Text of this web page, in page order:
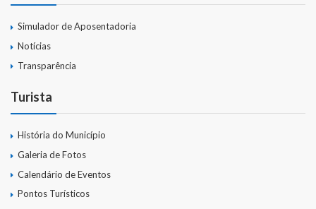
Simulador de Aposentadoria
Notícias
Transparência
Turista
História do Município
Galeria de Fotos
Calendário de Eventos
Pontos Turísticos